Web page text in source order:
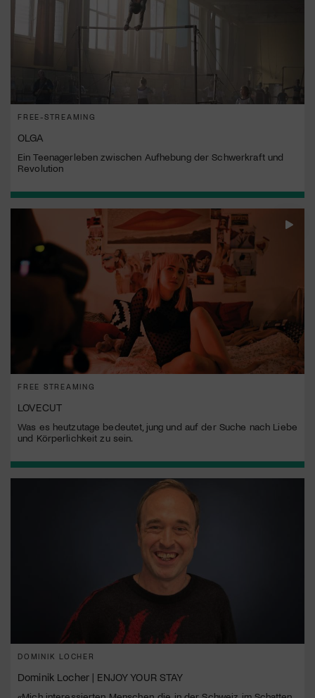
FREE-STREAMING
OLGA
Ein Teenagerleben zwischen Aufhebung der Schwerkraft und
Revolution
FREE STREAMING
LOVECUT
Was es heutzutage bedeutet, jung und auf der Suche nach Liebe
und Körperlichkeit zu sein.
DOMINIK LOCHER
Dominik Locher | ENJOY YOUR STAY